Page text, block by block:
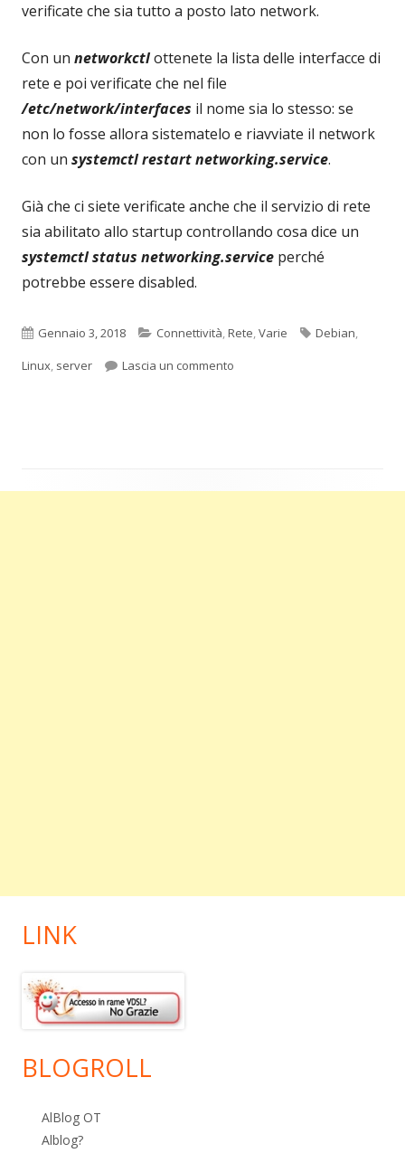
verificate che sia tutto a posto lato network.
Con un networkctlottenete la lista delle interfacce di
rete e poi verificate che nel file
/etc/network/interfaces il nome sia lo stesso: se
non lo fosse allora sistematelo e riavviate il network
con un systemctl restart networking.service.
Già che ci siete verificate anche che il servizio di rete
sia abilitato allo startup controllando cosa dice un
systemctl status networking.service perché
potrebbe essere disabled.
Pubblicato
Gennaio 3, 2018 Categorie
Connettività,Rete,Varie Tag
Debian,
Linux, server Lascia un commento
LINK
BLOGROLL
AlBlog OT
Alblog?